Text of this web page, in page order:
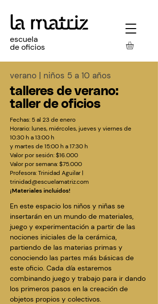
escuela
de oficios
verano | niños 5 a 10 años
talleres de verano:
taller de oficios
Fechas: 5 al 23 de enero
Horario: lunes, miércoles, jueves y viernes de
10:30 h a 13:00 h
y martes de 15:00 h a 17:30 h
Valor por sesión:$16.000
Valor por semana: $75.000
Profesora:Trinidad Aguilar |
trinidad@escuelamatriz.com
¡Materiales incluidos!
En este espacio los niños y niñas se
insertarán en un mundo de materiales,
juego y experimentación a partir de las
nociones iniciales de la cerámica,
partiendo de las materias primas y
conociendo las partes más básicas de
este oficio. Cada día estaremos
combinando juego y trabajo para ir dando
los primeros pasos en la creación de
objetos propios y colectivos.